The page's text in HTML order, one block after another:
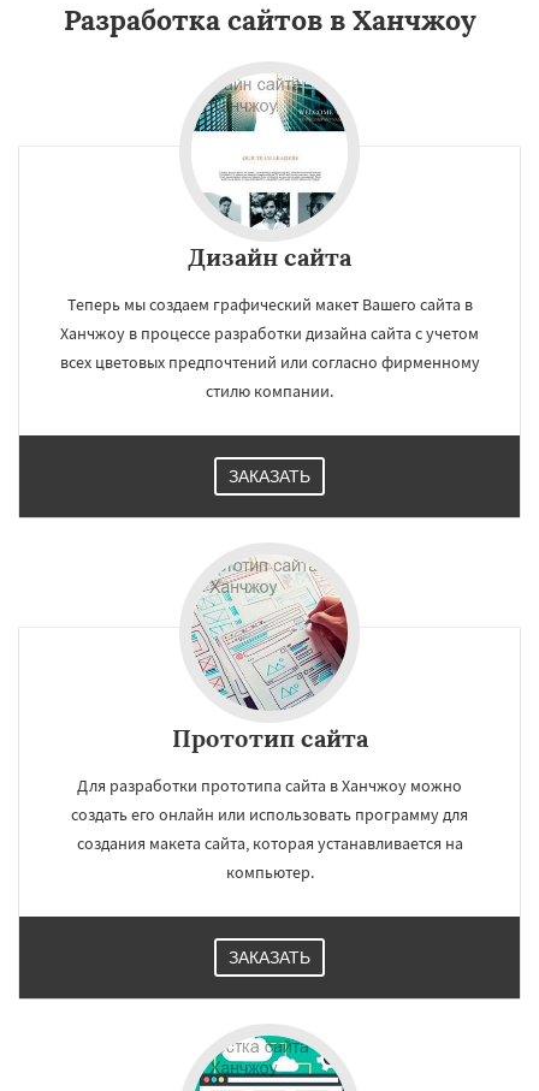
Разработка сайтов в Ханчжоу
Дизайн сайта
Теперь мы создаем графический макет Вашего сайта в
Ханчжоу в процессе разработки дизайна сайта с учетом
всех цветовых предпочтений или согласно фирменному
стилю компании.
ЗАКАЗАТЬ
Прототип сайта
Для разработки прототипа сайта в Ханчжоу можно
создать его онлайн или использовать программу для
создания макета сайта, которая устанавливается на
компьютер.
ЗАКАЗАТЬ